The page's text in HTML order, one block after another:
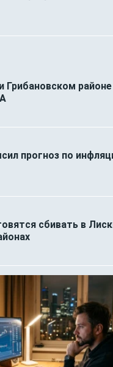
Грибановском
прогноз по
сбивать в